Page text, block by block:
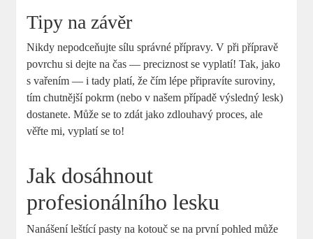
Tipy na závěr
Nikdy nepodceňujte sílu správné přípravy. V při přípravě
povrchu si dejte na čas — preciznost se vyplatí! Tak, jako
s vařením — i tady platí, že čím lépe připravíte suroviny,
tím chutnější pokrm (nebo v našem případě výsledný lesk)
dostanete. Může se to zdát jako zdlouhavý proces, ale
věřte mi, vyplatí se to!
Jak dosáhnout
profesionálního lesku
Nanášení leštící pasty na kotouč se na první pohled může